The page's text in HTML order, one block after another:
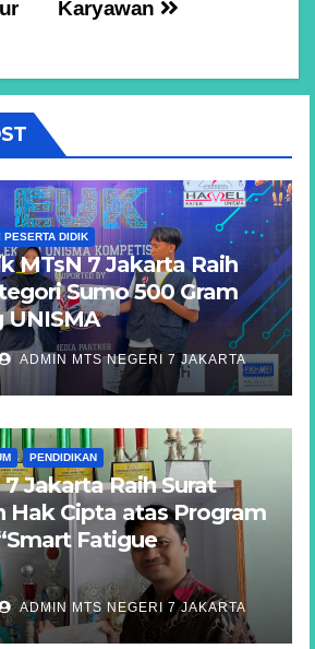
Karyawan
PESERTA DIDIK
MTsN 7 Jakarta Raih
Sumo 500 Gram
UNISMA
ADMIN MTS NEGERI 7 JAKARTA
PENDIDIKAN
Jakarta Raih Surat
Hak Cipta atas Program
Fatigue
ADMIN MTS NEGERI 7 JAKARTA